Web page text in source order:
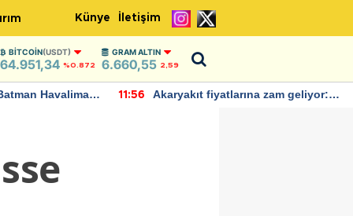
Künye İletişim
BITCOIN(USDT)
64.951,34 %0.872
GRAM ALTIN
6.660,55 2,59
Havalimanı
11:56
Akaryakıt fiyatlarına zam geliyor: